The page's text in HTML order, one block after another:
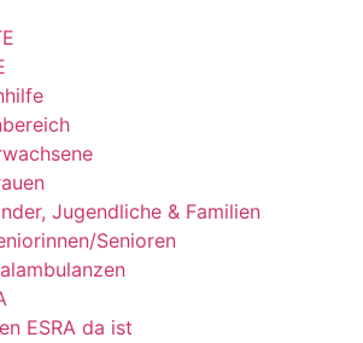
Jugendliche & Familien
Senioren
ESRA da ist